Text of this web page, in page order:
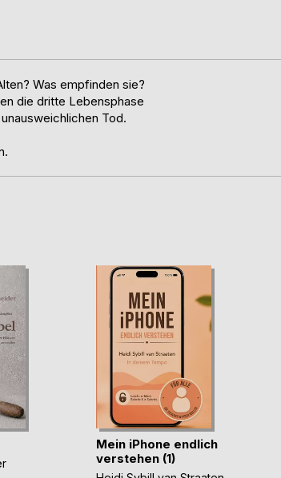
Was empfinden sie?
die dritte Lebensphase
Tod.
Mein iPhone endlich
verstehen (1)